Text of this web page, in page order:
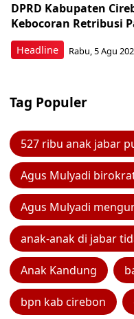
Headline
DPRD Kabupaten
Kebocoran Retribusi
Rabu, 5 Agu
Tag Populer
527 ribu anak jabar
Agus Mulyadi
Agus Mulyadi
anak-anak di jabar
Anak Kandung
bpn kab cirebon